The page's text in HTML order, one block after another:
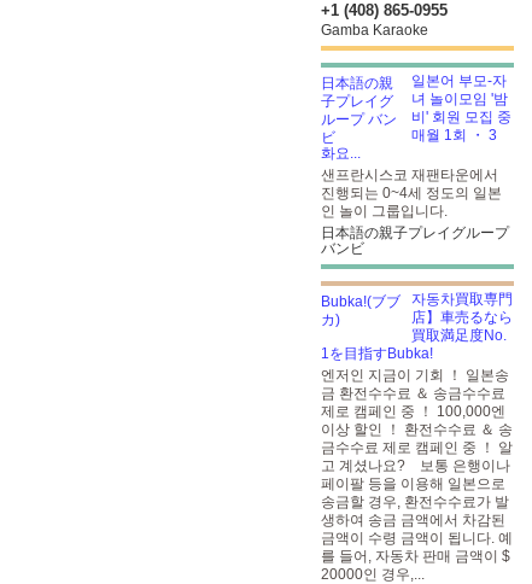
+1 (408) 865-0955
Gamba Karaoke
일본어 부모-자
녀 놀이모임 '밤
비' 회원 모집 중
매월 1회 ・ 3
화요...
샌프란시스코 재팬타운에서
진행되는 0~4세 정도의 일본
인 놀이 그룹입니다.
日本語の親子プレイグループ
バンビ
자동차買取専門
店】車売るなら
買取満足度No.
1を目指すBubka!
엔저인 지금이 기회 ！ 일본송
금 환전수수료 ＆ 송금수수료
제로 캠페인 중 ！ 100,000엔
이상 할인 ！ 환전수수료 ＆ 송
금수수료 제로 캠페인 중 ！ 알
고 계셨나요? 보통 은행이나
페이팔 등을 이용해 일본으로
송금할 경우, 환전수수료가 발
생하여 송금 금액에서 차감된
금액이 수령 금액이 됩니다. 예
를 들어, 자동차 판매 금액이 $
20000인 경우,...